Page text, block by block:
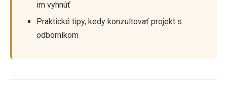
im vyhnúť
Praktické tipy, kedy konzultovať projekt s
odborníkom